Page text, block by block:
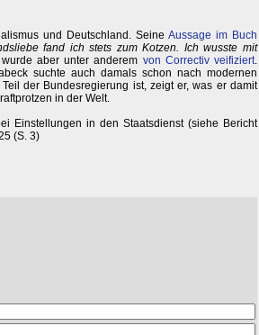
und Deutschland. Seine Aussage im Buch
fand ich stets zum Kotzen. Ich wusste mit
aber unter anderem von Correctiv veifiziert.
suchte auch damals schon nach modernen
der Bundesregierung ist, zeigt er, was er damit
in der Welt.
Einstellungen in den Staatsdienst (siehe Bericht
(S. 3)